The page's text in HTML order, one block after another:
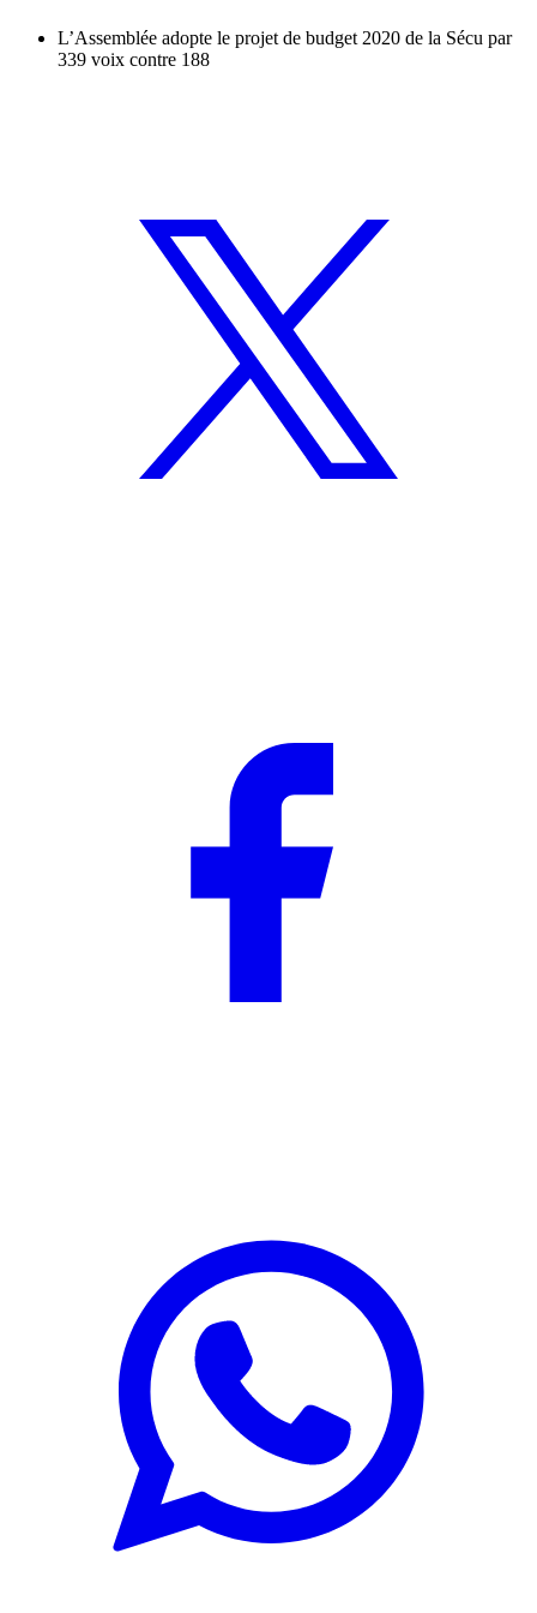
L’Assemblée adopte le projet de budget 2020 de la Sécu par
339 voix contre 188